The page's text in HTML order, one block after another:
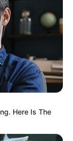
Here Is The